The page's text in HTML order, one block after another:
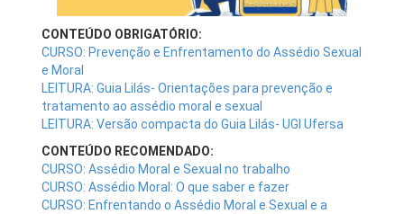
CONTEÚDO OBRIGATÓRIO:
CURSO: Prevenção e Enfrentamento do Assédio Sexual
e Moral
LEITURA: Guia Lilás- Orientações para prevenção e
tratamento ao assédio moral e sexual
LEITURA: Versão compacta do Guia Lilás- UGI Ufersa
CONTEÚDO RECOMENDADO:
CURSO: Assédio Moral e Sexual no trabalho
CURSO: Assédio Moral: O que saber e fazer
CURSO: Enfrentando o Assédio Moral e Sexual e a